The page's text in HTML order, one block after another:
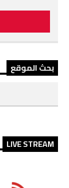
بحث الموقع
LIVE STREAM